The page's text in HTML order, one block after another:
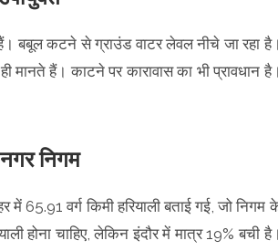
बबूल कटने से ग्राउंड वाटर लेवल नीचे जा रहा
मानते हैं। काटने पर कारावास का भी प्रावधान
निगम
वर्ग किमी हरियाली बताई गई, जो निगम
होना चाहिए, लेकिन इंदौर में मात्र 19% बची